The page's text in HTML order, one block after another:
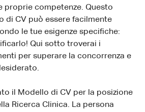
proprie competenze. Questo
di CV può essere facilmente
le tue esigenze specifiche:
Qui sotto troverai i
per superare la concorrenza e
il Modello di CV per la posizione
Ricerca Clinica. La persona